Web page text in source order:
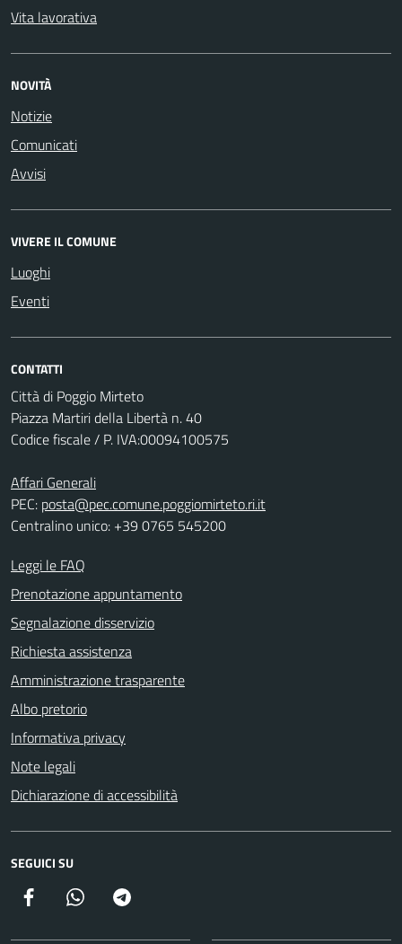
Vita lavorativa
NOVITÀ
Notizie
Comunicati
Avvisi
VIVERE IL COMUNE
Luoghi
Eventi
CONTATTI
Città di Poggio Mirteto
Piazza Martiri della Libertà n. 40
Codice fiscale / P. IVA:00094100575
Affari Generali
PEC: posta@pec.comune.poggiomirteto.ri.it
Centralino unico: +39 0765 545200
Leggi le FAQ
Prenotazione appuntamento
Segnalazione disservizio
Richiesta assistenza
Amministrazione trasparente
Albo pretorio
Informativa privacy
Note legali
Dichiarazione di accessibilità
SEGUICI SU
Facebook Canale della Città di Poggio Mirteto